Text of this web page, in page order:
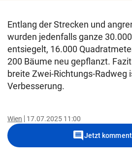
Entlang der Strecken und
wurden jedenfalls ganze
entsiegelt, 16.000
200 Bäume neu gepflanzt.
breite Zwei-Richtungs-Radweg
Verbesserung.
Wien 17.07.2025 11:00
commentJetzt